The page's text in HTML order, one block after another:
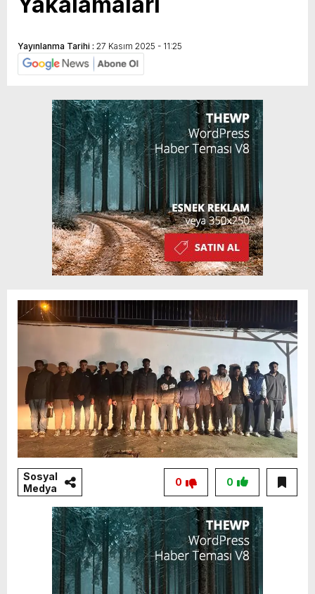
Yayınlanma Tarihi : 27 Kasım 2025 - 11:25
Sosyal
Medya
0
0